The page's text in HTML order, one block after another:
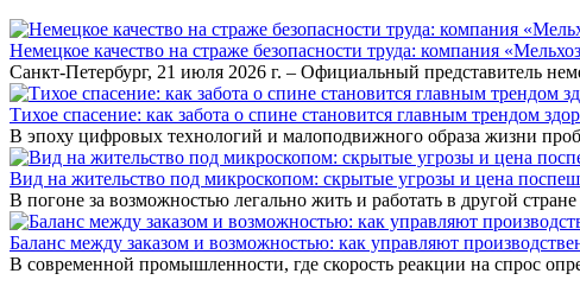
Немецкое качество на страже безопасности труда: компания
Санкт-Петербург, 21 июля 2026 г. – Официальный представитель
Тихое спасение: как забота о спине становится главным трендом
В эпоху цифровых технологий и малоподвижного образа жизни
Вид на жительство под микроскопом: скрытые угрозы и цена
В погоне за возможностью легально жить и работать в другой
Баланс между заказом и возможностью: как управляют
В современной промышленности, где скорость реакции на спрос